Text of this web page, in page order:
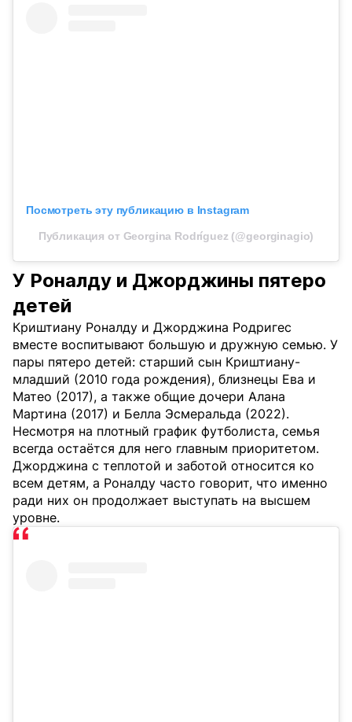
Посмотреть эту публикацию в Instagram
Публикация от Georgina Rodríguez (@georginagio)
У Роналду и Джорджины пятеро
детей
Криштиану Роналду и Джорджина Родригес
вместе воспитывают большую и дружную семью. У
пары пятеро детей: старший сын Криштиану-
младший (2010 года рождения), близнецы Ева и
Матео (2017), а также общие дочери Алана
Мартина (2017) и Белла Эсмеральда (2022).
Несмотря на плотный график футболиста, семья
всегда остаётся для него главным приоритетом.
Джорджина с теплотой и заботой относится ко
всем детям, а Роналду часто говорит, что именно
ради них он продолжает выступать на высшем
уровне.